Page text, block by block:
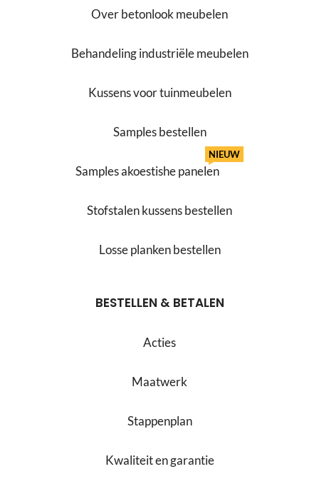
Over betonlook meubelen
Behandeling industriële meubelen
Kussens voor tuinmeubelen
Samples bestellen
Samples akoestishe panelen
NIEUW
Stofstalen kussens bestellen
Losse planken bestellen
BESTELLEN & BETALEN
Acties
Maatwerk
Stappenplan
Kwaliteit en garantie